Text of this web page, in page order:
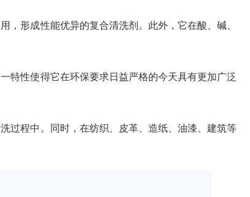
形成性能优异的复合清洗剂。此外，它在酸、碱、
特性使得它在环保要求日益严格的今天具有更加广泛
过程中。同时，在纺织、皮革、造纸、油漆、建筑等